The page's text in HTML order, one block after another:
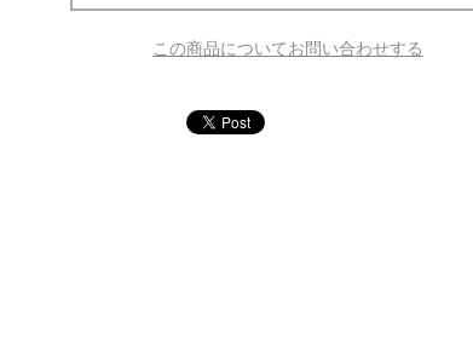
蔦屋書店
この商品についてお問い合わせする